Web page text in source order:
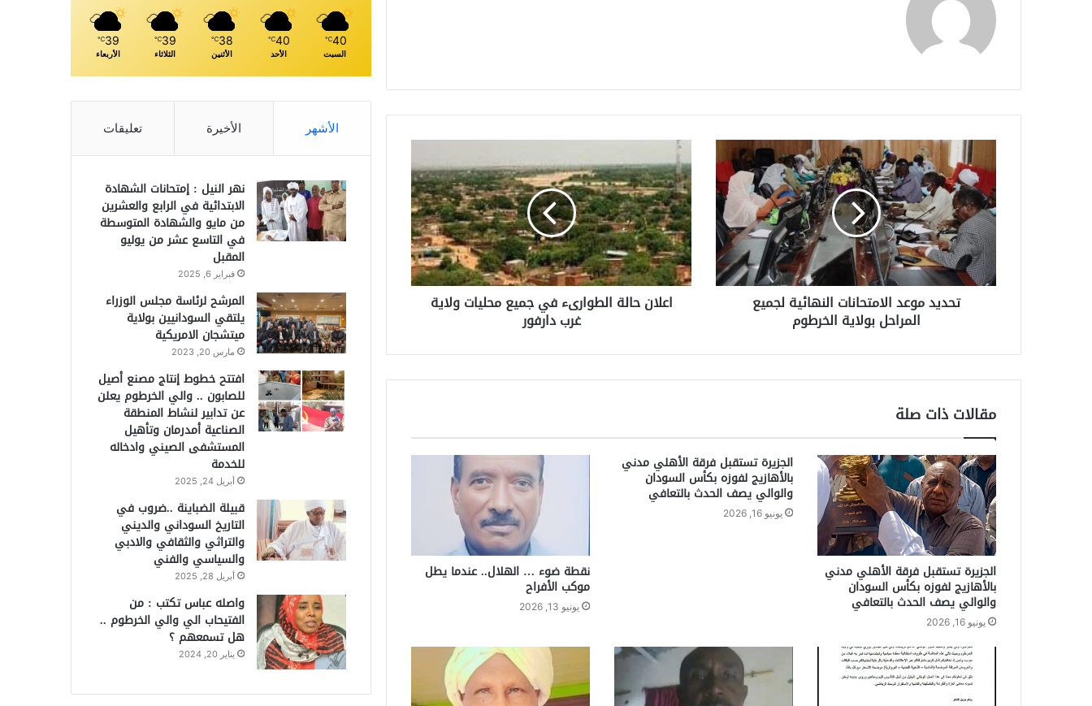
تحديد موعد الامتحانات النهائية لجميع
المراحل بولاية الخرطوم
اعلان حالة الطوارىء في جميع محليات ولاية
غرب دارفور
مقالات ذات صلة
الجزيرة تستقبل فرقة الأهلي مدني
بالأهازيج لفوزه بكأس السودان
والوالي يصف الحدث بالتعافي
يونيو 16, 2026
الجزيرة تستقبل فرقة الأهلي مدني
بالأهازيج لفوزه بكأس السودان
والوالي يصف الحدث بالتعافي
يونيو 16, 2026
نقطة ضوء … الهلال.. عندما يطل
موكب الأفراح
يونيو 13, 2026
40
℃
السبت
40
℃
الأحد
38
℃
الأثنين
39
℃
الثلاثاء
39
℃
الأربعاء
الأشهر الأخيرة تعليقات
نهر النيل : إمتحانات الشهادة
الابتدائية في الرابع والعشرين
من مايو والشهادة المتوسطة
في التاسع عشر من يوليو
المقبل
فبراير 6, 2025
المرشح لرئاسة مجلس الوزراء
يلتقي السودانيين بولاية
ميتشجان الامريكية
مارس 20, 2023
افتتح خطوط إنتاج مصنع أصيل
للصابون .. والي الخرطوم يعلن
عن تدابير لنشاط المنطقة
الصناعية أمدرمان وتأهيل
المستشفى الصيني وادخاله
للخدمة
أبريل 24, 2025
قبيلة الضباينة ..ضروب في
التاريخ السوداني والديني
والتراثي والثقافي والادبي
والسياسي والفني
أبريل 28, 2025
واصله عباس تكتب : من
الفتيحاب الي والي الخرطوم ..
هل تسمعهم ؟
يناير 20, 2024